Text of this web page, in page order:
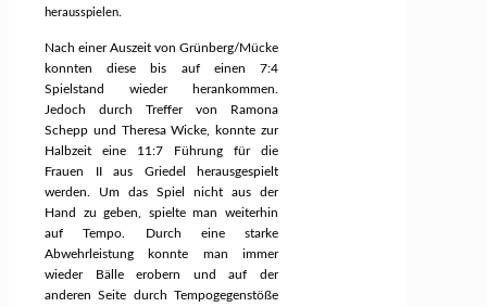
herausspielen.
Nach einer Auszeit von Grünberg/Mücke
konnten diese bis auf einen 7:4
Spielstand wieder herankommen.
Jedoch durch Treffer von Ramona
Schepp und Theresa Wicke, konnte zur
Halbzeit eine 11:7 Führung für die
Frauen II aus Griedel herausgespielt
werden. Um das Spiel nicht aus der
Hand zu geben, spielte man weiterhin
auf Tempo. Durch eine starke
Abwehrleistung konnte man immer
wieder Bälle erobern und auf der
anderen Seite durch Tempogegenstöße